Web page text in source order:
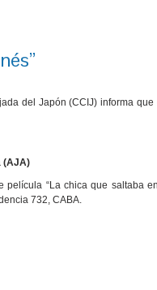
del Japón (CCIJ) informa
(AJA)
“La chica que saltaba
732, CABA.